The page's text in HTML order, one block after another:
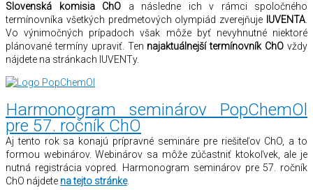
Slovenská komisia ChO a následne ich v rámci spoločného
termínovníka všetkých predmetových olympiád zverejňuje IUVENTA.
Vo výnimočných prípadoch však môže byť nevyhnutné niektoré
plánované termíny upraviť. Ten najaktuálnejší termínovník ChO vždy
nájdete na stránkach IUVENTy.
Harmonogram seminárov PopChemOl
pre 57. ročník ChO
Aj tento rok sa konajú prípravné semináre pre riešiteľov ChO, a to
formou webinárov. Webinárov sa môže zúčastniť ktokoľvek, ale je
nutná registrácia vopred. Harmonogram seminárov pre 57. ročník
ChO nájdete na tejto stránke.